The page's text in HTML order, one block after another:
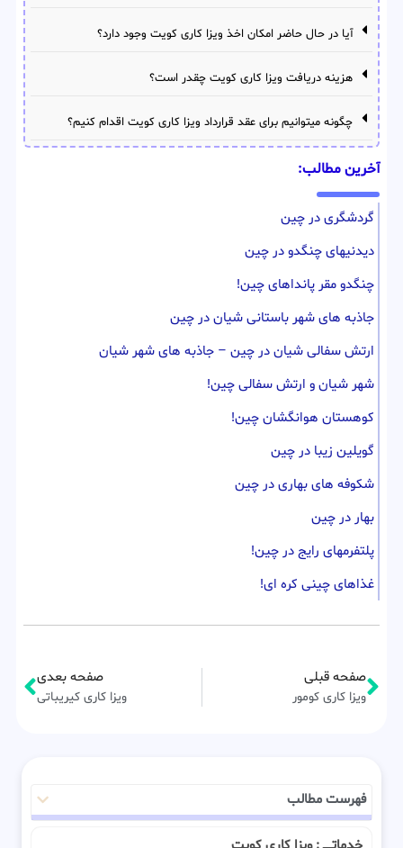
آیا در حال حاضر امکان اخذ ویزا کاری کویت وجود دارد؟
هزینه دریافت ویزا کاری کویت چقدر است؟
چگونه میتوانیم برای عقد قرارداد ویزا کاری کویت اقدام کنیم؟
آخرین مطالب:
گردشگری در چین
دیدنیهای چنگدو در چین
چنگدو مقر پانداهای چین!
جاذبه های شهر باستانی شیان در چین
ارتش سفالی شیان در چین – جاذبه های شهر شیان
شهر شیان و ارتش سفالی چین!
کوهستان هوانگشان چین!
گویلین زیبا در چین
شکوفه های بهاری در چین
بهار در چین
پلتفرمهای رایج در چین!
غذاهای چینی کره ای!
صفحه قبلی
ویزا کاری کومور
صفحه بعدی
ویزا کاری کیریباتی
فهرست مطالب